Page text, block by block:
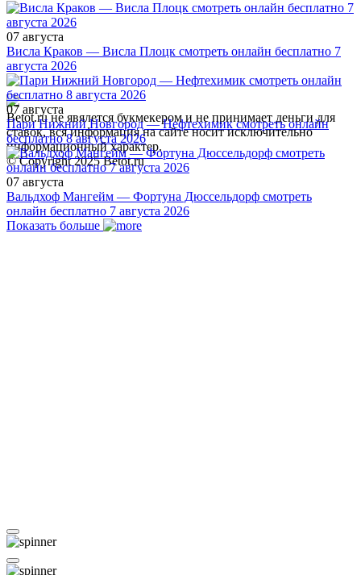
07 августа
Висла Краков — Висла Плоцк смотреть онлайн бесплатно 7
августа 2026
07 августа
Пари Нижний Новгород — Нефтехимик смотреть онлайн
бесплатно 8 августа 2026
07 августа
Вальдхоф Мангейм — Фортуна Дюссельдорф смотреть
онлайн бесплатно 7 августа 2026
Показать больше
Betot.ru не явялется букмекером и не принимает деньги для
ставок, вся информация на сайте носит исключительно
информационный характер.
© Copyright 2025 Betot.ru